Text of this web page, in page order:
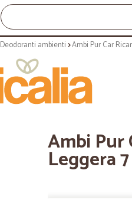
Deodoranti ambienti
Ambi Pur
Leggera